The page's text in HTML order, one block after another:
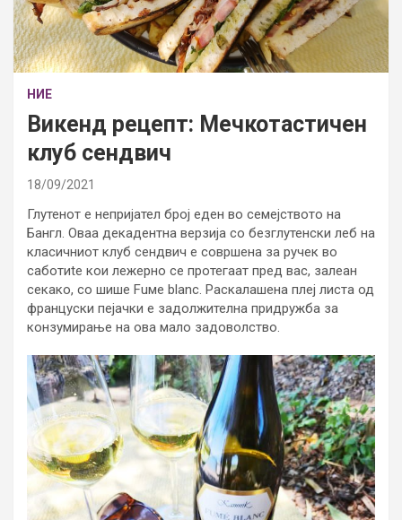
НИЕ
Викенд рецепт: Мечкотастичен
клуб сендвич
18/09/2021
Глутенот е непријател број еден во семејството на
Бангл. Оваа декадентна верзија со безглутенски леб на
класичниот клуб сендвич е совршена за ручек во
саботиte кои лежерно се протегаат пред вас, залеан
секако, со шише Fuмe blanc. Раскалашена плеј листа од
француски пејачки е задолжителна придружба за
конзумирање на ова мало задоволство.